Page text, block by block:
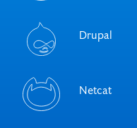
Drupal
Netcat